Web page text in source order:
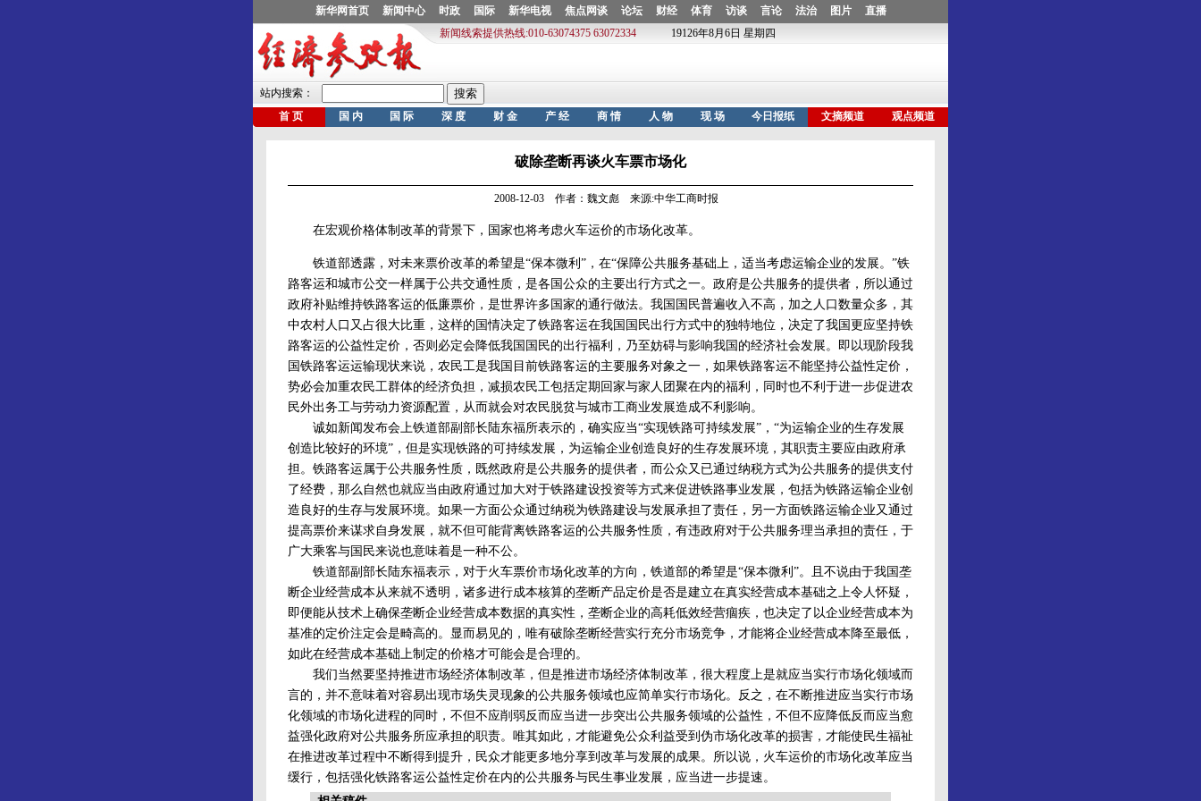
破除垄断再谈火车票市场化
2008-12-03 作者：魏文彪 来源:中华工商时报
在宏观价格体制改革的背景下，国家也将考虑火车运价的市场化改革。
铁道部透露，对未来票价改革的希望是“保本微利”，在“保障公共服务基础上，适当考虑运输企业的发展。”铁
路客运和城市公交一样属于公共交通性质，是各国公众的主要出行方式之一。政府是公共服务的提供者，所以通过
政府补贴维持铁路客运的低廉票价，是世界许多国家的通行做法。我国国民普遍收入不高，加之人口数量众多，其
中农村人口又占很大比重，这样的国情决定了铁路客运在我国国民出行方式中的独特地位，决定了我国更应坚持铁
路客运的公益性定价，否则必定会降低我国国民的出行福利，乃至妨碍与影响我国的经济社会发展。即以现阶段我
国铁路客运运输现状来说，农民工是我国目前铁路客运的主要服务对象之一，如果铁路客运不能坚持公益性定价，
势必会加重农民工群体的经济负担，减损农民工包括定期回家与家人团聚在内的福利，同时也不利于进一步促进农
民外出务工与劳动力资源配置，从而就会对农民脱贫与城市工商业发展造成不利影响。
诚如新闻发布会上铁道部副部长陆东福所表示的，确实应当“实现铁路可持续发展”，“为运输企业的生存发展
创造比较好的环境”，但是实现铁路的可持续发展，为运输企业创造良好的生存发展环境，其职责主要应由政府承
担。铁路客运属于公共服务性质，既然政府是公共服务的提供者，而公众又已通过纳税方式为公共服务的提供支付
了经费，那么自然也就应当由政府通过加大对于铁路建设投资等方式来促进铁路事业发展，包括为铁路运输企业创
造良好的生存与发展环境。如果一方面公众通过纳税为铁路建设与发展承担了责任，另一方面铁路运输企业又通过
提高票价来谋求自身发展，就不但可能背离铁路客运的公共服务性质，有违政府对于公共服务理当承担的责任，于
广大乘客与国民来说也意味着是一种不公。
铁道部副部长陆东福表示，对于火车票价市场化改革的方向，铁道部的希望是“保本微利”。且不说由于我国垄
断企业经营成本从来就不透明，诸多进行成本核算的垄断产品定价是否是建立在真实经营成本基础之上令人怀疑，
即便能从技术上确保垄断企业经营成本数据的真实性，垄断企业的高耗低效经营痼疾，也决定了以企业经营成本为
基准的定价注定会是畸高的。显而易见的，唯有破除垄断经营实行充分市场竞争，才能将企业经营成本降至最低，
如此在经营成本基础上制定的价格才可能会是合理的。
我们当然要坚持推进市场经济体制改革，但是推进市场经济体制改革，很大程度上是就应当实行市场化领域而
言的，并不意味着对容易出现市场失灵现象的公共服务领域也应简单实行市场化。反之，在不断推进应当实行市场
化领域的市场化进程的同时，不但不应削弱反而应当进一步突出公共服务领域的公益性，不但不应降低反而应当愈
益强化政府对公共服务所应承担的职责。唯其如此，才能避免公众利益受到伪市场化改革的损害，才能使民生福祉
在推进改革过程中不断得到提升，民众才能更多地分享到改革与发展的成果。所以说，火车运价的市场化改革应当
缓行，包括强化铁路客运公益性定价在内的公共服务与民生事业发展，应当进一步提速。